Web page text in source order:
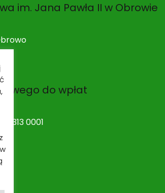
im. Jana Pawła II w Obrowie
do wpłat
2313 0001